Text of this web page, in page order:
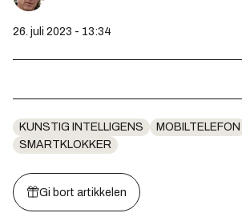
26. juli 2023 - 13:34
KUNSTIG INTELLIGENS MOBILTELEFON
SMARTKLOKKER
Gi bort artikkelen